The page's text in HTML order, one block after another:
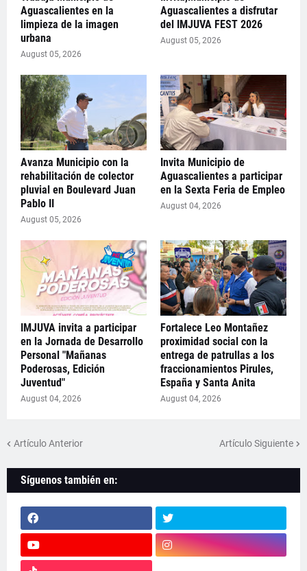
Aguascalientes en la
limpieza de la imagen
urbana
August 05, 2026
Aguascalientes a disfrutar
del IMJUVA FEST 2026
August 05, 2026
Avanza Municipio con la
rehabilitación de colector
pluvial en Boulevard Juan
Pablo II
August 05, 2026
Invita Municipio de
Aguascalientes a participar
en la Sexta Feria de Empleo
August 04, 2026
IMJUVA invita a participar
en la Jornada de Desarrollo
Personal "Mañanas
Poderosas, Edición
Juventud"
August 04, 2026
Fortalece Leo Montañez
proximidad social con la
entrega de patrullas a los
fraccionamientos Pirules,
España y Santa Anita
August 04, 2026
Artículo Anterior Artículo Siguiente
Síguenos también en: